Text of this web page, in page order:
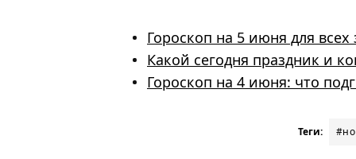
Гороскоп на 5 июня для всех
Какой сегодня праздник и
Гороскоп на 4 июня: что
Теги: